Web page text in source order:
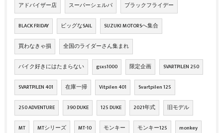
アドバイザー店 スーパーシェルパ ブラックフライデー
BLACK FRIDAY ビッグなSAIL SUZUKI MOTORSへ集合
買わなきゃ損 全国のライダーさん集まれ
バイク好きにはたまらない gsxs1000 限定企画 SVARTPILEN 250
SVARTPILEN 401 在庫一掃 Vitpilen 401 Svartpilen 125
250 ADVENTURE 390 DUKE 125 DUKE 2021年式 旧モデル
MT MTシリーズ MT-10 モンキー モンキー125 monkey